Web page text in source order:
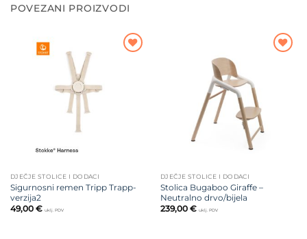
POVEZANI PROIZVODI
DJEČJE STOLICE I DODACI
Sigurnosni remen Tripp Trapp-
verzija2
49,00 € uklj. PDV
DJEČJE STOLICE I DODACI
Stolica Bugaboo Giraffe –
Neutralno drvo/bijela
239,00 € uklj. PDV